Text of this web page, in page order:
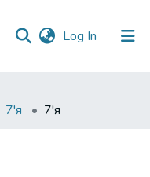
Log In (current)
7'я 7'я